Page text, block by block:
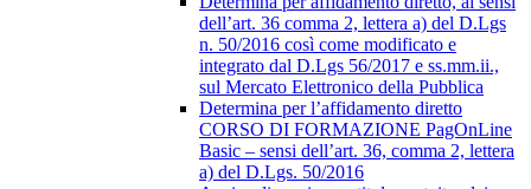
dell’art. 36 comma 2, lettera a) del D.Lgs
n. 50/2016 così come modificato e
integrato dal D.Lgs 56/2017 e ss.mm.ii.,
sul Mercato Elettronico della Pubblica
Determina per l’affidamento diretto
CORSO DI FORMAZIONE PagOnLine
Basic – sensi dell’art. 36, comma 2, lettera
a) del D.Lgs. 50/2016